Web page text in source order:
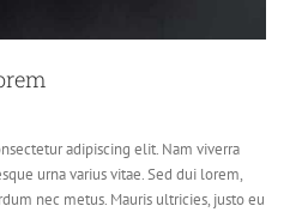
adipiscing elit. Nam viverra
urna varius vitae. Sed dui lorem,
nec metus. Mauris ultricies, justo eu